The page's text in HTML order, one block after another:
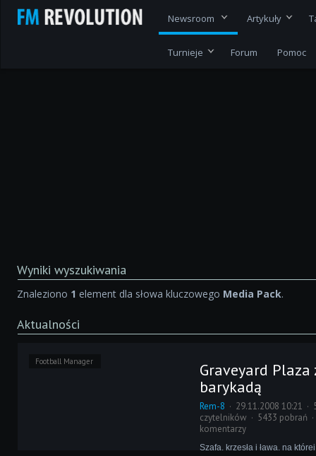
Newsroom Artykuły
Turnieje Forum Pomoc
Wyniki wyszukiwania
Znaleziono 1 element dla słowa kluczowego Media Pack.
Aktualności
Football Manager
Graveyard Plaza
barykadą
Rem-8 29.11.2008 10:21
czytelników
5433 pobrań
komentarzy
Szafa, krzesła i ława, na